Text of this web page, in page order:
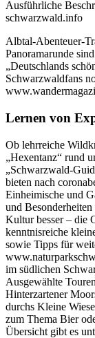
Ausführliche
schwarzwald.info
Albtal-Abenteuer-
Panoramarunde
„Deutschlands
Schwarzwaldfans
Lernen von
Ob lehrreiche
„Hexentanz“ rund
„Schwarzwald-
bieten nach
Einheimische und
und
Kultur besser – die
kenntnisreiche
sowie Tipps für
im südlichen
Ausgewählte
Hinterzartener
durchs Kleine
zum Thema Bier
Übersicht gibt es